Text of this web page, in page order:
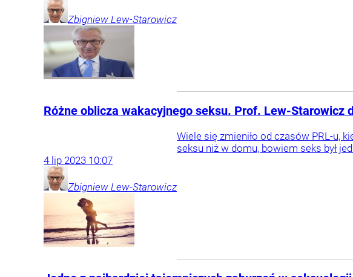
Zbigniew Lew-Starowicz
Różne oblicza wakacyjnego seksu. Prof. Lew-Starowicz
Wiele się zmieniło od czasów PRL-u,
seksu niż w domu, bowiem seks był
4 lip 2023 10:07
Zbigniew Lew-Starowicz